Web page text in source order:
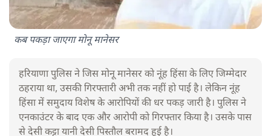
कब पकड़ा जाएगा मोनू मानेसर
हरियाणा पुलिस ने जिस मोनू मानेसर को नूंह हिंसा के लिए जिम्मेदार
ठहराया था, उसकी गिरफ्तारी अभी तक नहीं हो पाई है। लेकिन नूंह
हिंसा में समुदाय विशेष के आरोपियों की धर पकड़ जारी है। पुलिस ने
एनकाउंटर के बाद एक और आरोपी को गिरफ्तार किया है। उसके पास
से देसी कट्टा यानी देसी पिस्तौल बरामद हुई है।